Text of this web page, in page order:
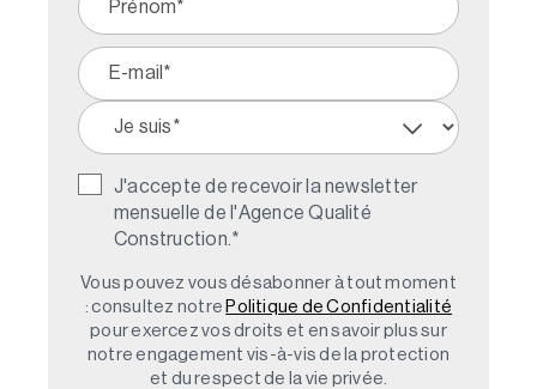
J'accepte de recevoir la newsletter
mensuelle de l'Agence Qualité
Construction. *
Vous pouvez vous désabonner à tout moment
: consultez notre Politique de Confidentialité
pour exercez vos droits et en savoir plus sur
notre engagement vis-à-vis de la protection
et du respect de la vie privée.